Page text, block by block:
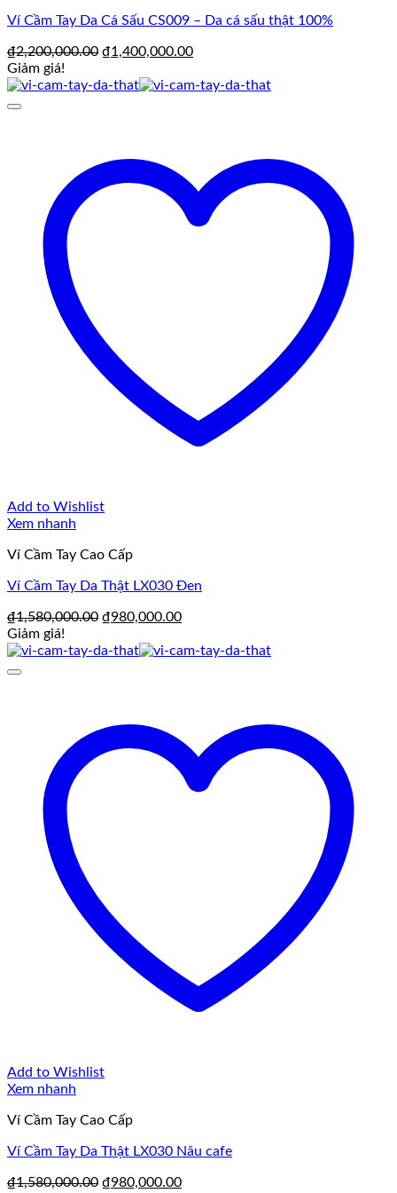
Ví Cầm Tay Da Cá Sấu CS009 – Da cá sấu thật 100%
₫2,200,000.00 Giá
là:
₫1,400,000.00Giá
tại
Giảm giá!
Add to Wishlist
Xem nhanh
Ví Cầm Tay Cao Cấp
Ví Cầm Tay Da Thật LX030 Đen
₫1,580,000.00 Giá
là:
₫980,000.00Giá
tại
Giảm giá!
Add to Wishlist
Xem nhanh
Ví Cầm Tay Cao Cấp
Ví Cầm Tay Da Thật LX030 Nâu cafe
₫1,580,000.00 Giá
₫980,000.00Giá